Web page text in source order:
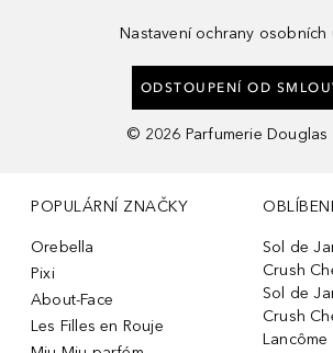
Nastavení ochrany osobních
ODSTOUPENÍ OD
© 2026 Parfumerie Douglas
POPULÁRNÍ ZNAČKY
Orebella
Pixi
About-Face
Les Filles en Rouje
Sol de
Crush
Sol de
Crush
Lancôme